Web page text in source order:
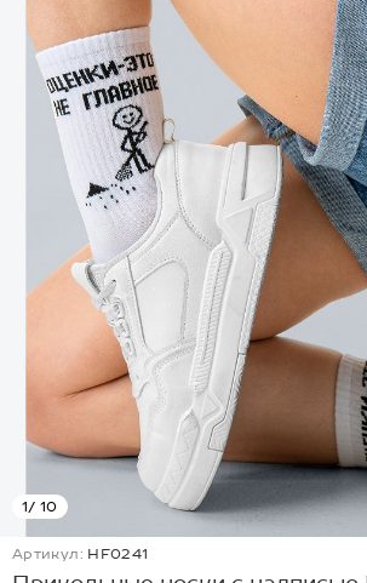
1/ 10
Артикул: HF0241